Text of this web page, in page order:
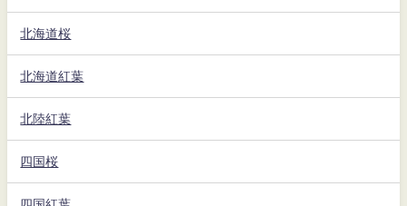
北海道桜
北海道紅葉
北陸紅葉
四国桜